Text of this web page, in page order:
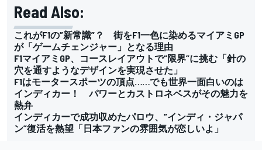
Read Also:
これがF1の”新常識”？ 街をF1一色に染めるマイアミGP
が「ゲームチェンジャー」となる理由
F1マイアミGP、コースレイアウトで“限界”に挑む「針の
穴を通すようなデザインを実現させた」
F1はモータースポーツの頂点……でも世界一面白いのは
インディカー！ パワーとカストロネベスがその魅力を
熱弁
インディカーで成功収めたパロウ、”インディ・ジャパ
ン”復活を熱望「日本ファンの雰囲気が恋しいよ」